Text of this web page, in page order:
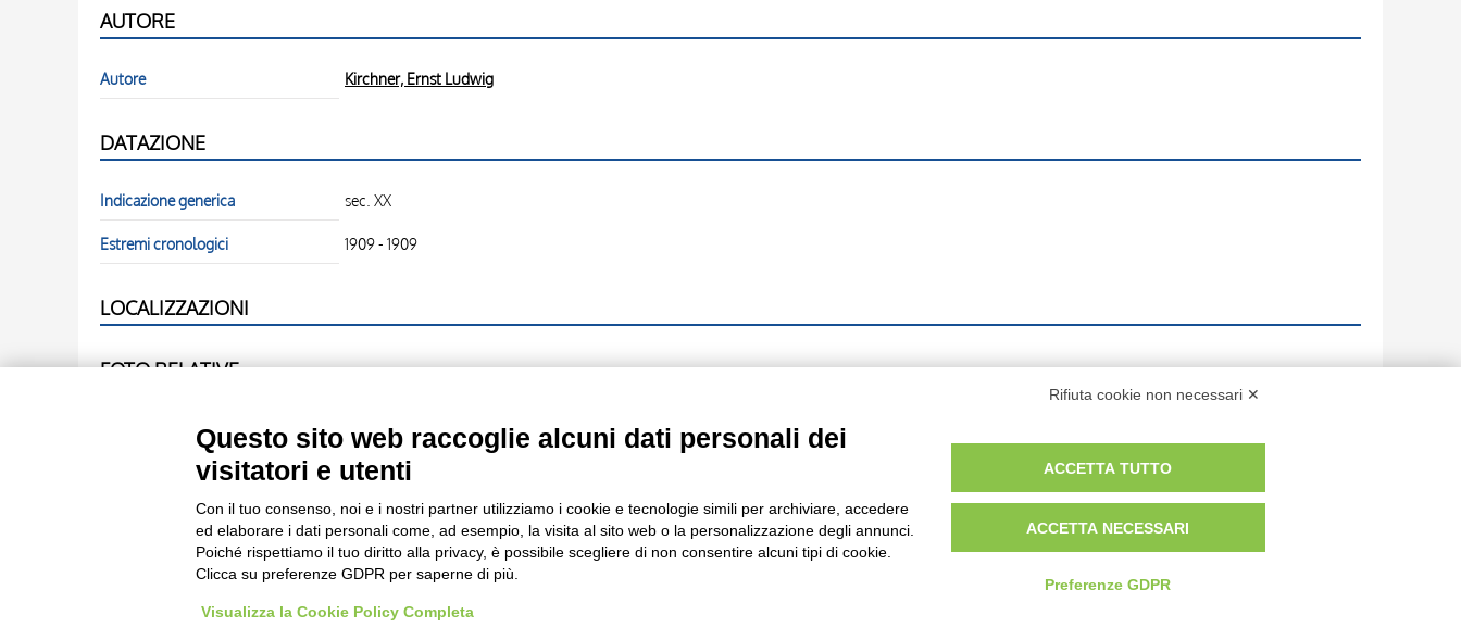
AUTORE
Autore Kirchner, Ernst Ludwig
DATAZIONE
Indicazione generica sec. XX
Estremi cronologici 1909 - 1909
LOCALIZZAZIONI
FOTO RELATIVE
Anonimo , fronte
Anonimo , retro
Le immagini e le foto presenti in questo sito sono soggette alle norme sul diritto d’autore, legge 22 aprile 1941 n. 633. I diritti degli autori, degli artisti e dei fotografi che hanno realizzato le opere e le immagini, degli enti e
Rifiuta cookie non necessari ✕
Questo sito web raccoglie alcuni dati personali dei
visitatori e utenti
Con il tuo consenso, noi e i nostri partner utilizziamo i cookie e tecnologie simili per archiviare, accedere
ed elaborare i dati personali come, ad esempio, la visita al sito web o la personalizzazione degli annunci.
Poiché rispettiamo il tuo diritto alla privacy, è possibile scegliere di non consentire alcuni tipi di cookie.
Clicca su preferenze GDPR per saperne di più.
Visualizza la Cookie Policy Completa
ACCETTA TUTTO
ACCETTA NECESSARI
Preferenze GDPR